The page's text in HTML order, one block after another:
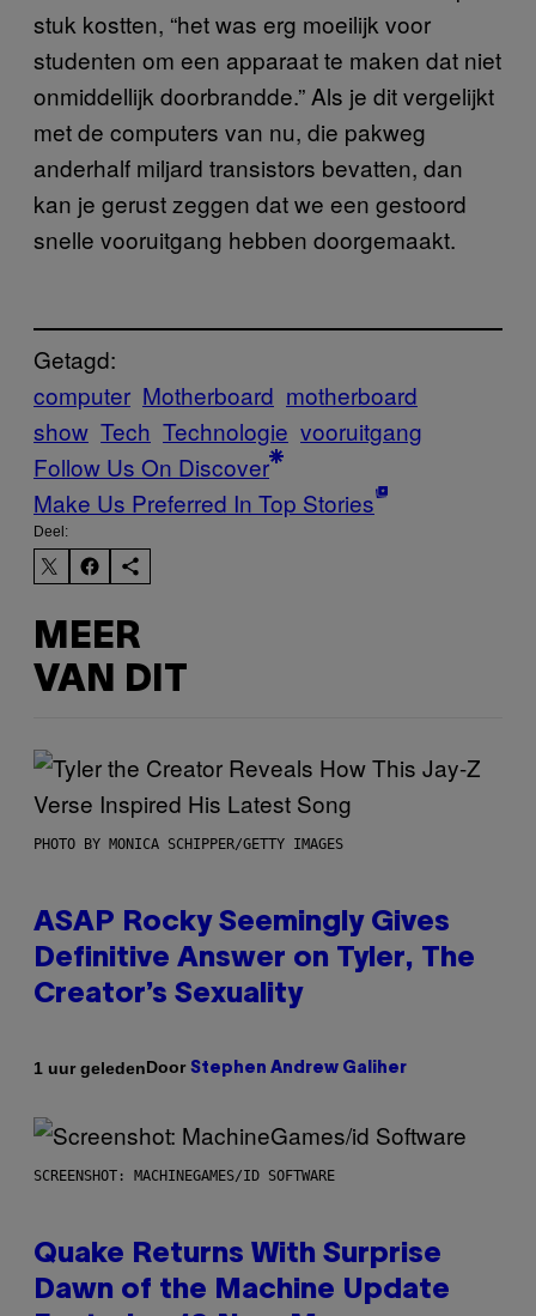
stuk kostten, “het was erg moeilijk voor
studenten om een apparaat te maken dat niet
onmiddellijk doorbrandde.” Als je dit vergelijkt
met de computers van nu, die pakweg
anderhalf miljard transistors bevatten, dan
kan je gerust zeggen dat we een gestoord
snelle vooruitgang hebben doorgemaakt.
Getagd:
computer Motherboard motherboard
show Tech Technologie vooruitgang
Follow Us On Discover
Make Us Preferred In Top Stories
Deel:
MEER
VAN DIT
PHOTO BY MONICA SCHIPPER/GETTY IMAGES
ASAP Rocky Seemingly Gives
Definitive Answer on Tyler, The
Creator’s Sexuality
1 uur geledenDoor Stephen Andrew Galiher
SCREENSHOT: MACHINEGAMES/ID SOFTWARE
Quake Returns With Surprise
Dawn of the Machine Update